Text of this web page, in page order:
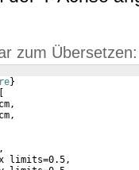
zum Übersetzen:
}
limits=0.5,